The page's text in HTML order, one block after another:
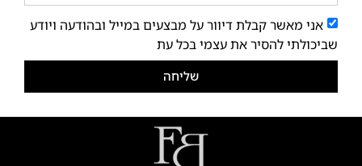
אני מאשר קבלת דיוור על מבצעים במייל ובהודעה ויודע
שביכולתי להסיר את עצמי בכל עת
שליחה